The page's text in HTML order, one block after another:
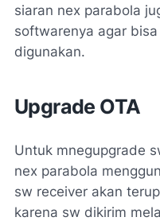
siaran nex parabola
softwarenya agar
digunakan.
Upgrade OTA
Untuk mnegupgrade
nex parabola
sw receiver akan
karena sw dikirim